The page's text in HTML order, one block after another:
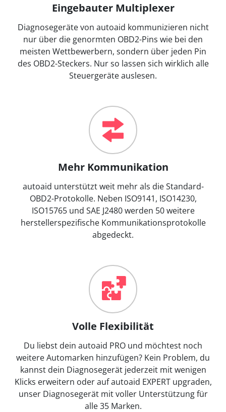
Eingebauter Multiplexer
Diagnosegeräte von autoaid kommunizieren nicht
nur über die genormten OBD2-Pins wie bei den
meisten Wettbewerbern, sondern über jeden Pin
des OBD2-Steckers. Nur so lassen sich wirklich alle
Steuergeräte auslesen.
Mehr Kommunikation
autoaid unterstützt weit mehr als die Standard-
OBD2-Protokolle. Neben ISO9141, ISO14230,
ISO15765 und SAE J2480 werden 50 weitere
herstellerspezifische Kommunikationsprotokolle
abgedeckt.
Volle Flexibilität
Du liebst dein autoaid PRO und möchtest noch
weitere Automarken hinzufügen? Kein Problem, du
kannst dein Diagnosegerät jederzeit mit wenigen
Klicks erweitern oder auf autoaid EXPERT upgraden,
unser Diagnosegerät mit voller Unterstützung für
alle 35 Marken.